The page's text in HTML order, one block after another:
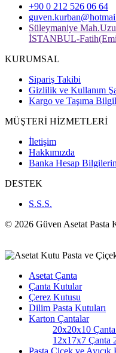
+90 0 212 526 06 64
Süleymaniye
İSTANBUL-
KURUMSAL
Sipariş Takibi
Gizlilik ve Kullanım
Kargo ve Taşıma
MÜŞTERİ HİZMETLERİ
İletişim
Hakkımızda
Banka Hesap
DESTEK
S.S.S.
© 2026 Güven Asetat Pasta
Asetat Çanta
Çanta Kutular
Çerez Kutusu
Dilim Pasta Kutuları
Karton Çantalar
20x20x10 Çanta
12x17x7 Çanta
Pasta Çiçek ve Ayıcık